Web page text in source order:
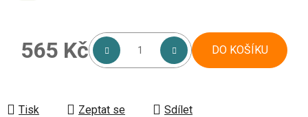
565 Kč DO KOŠÍKU
Tisk Zeptat se Sdílet